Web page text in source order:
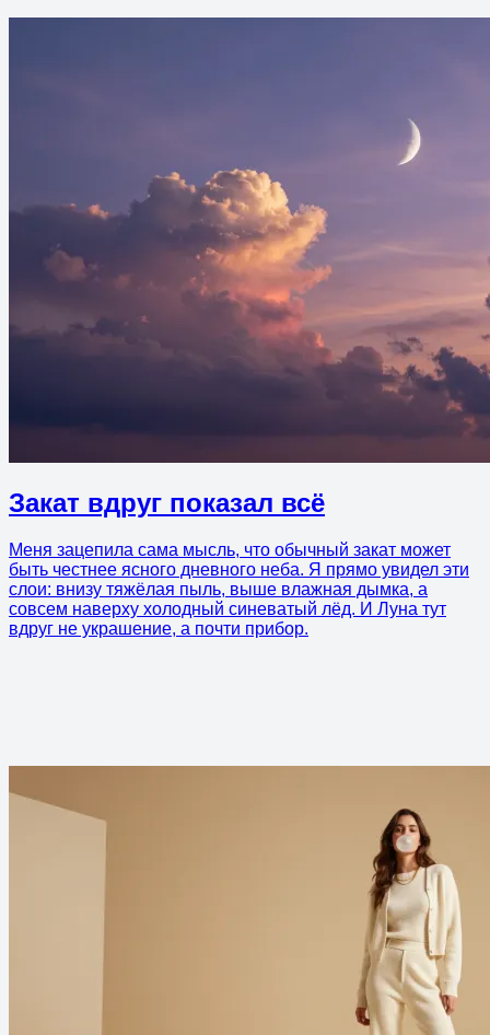
Закат вдруг показал всё
Меня зацепила сама мысль, что обычный закат может
быть честнее ясного дневного неба. Я прямо увидел эти
слои: внизу тяжёлая пыль, выше влажная дымка, а
совсем наверху холодный синеватый лёд. И Луна тут
вдруг не украшение, а почти прибор.